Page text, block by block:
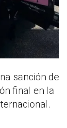
sanción de
final en la